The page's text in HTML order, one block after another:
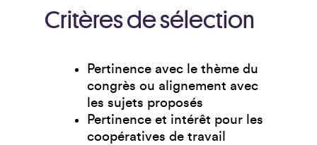
Critères de sélection
Pertinence avec le thème du
congrès ou alignement avec
les sujets proposés
Pertinence et intérêt pour les
coopératives de travail